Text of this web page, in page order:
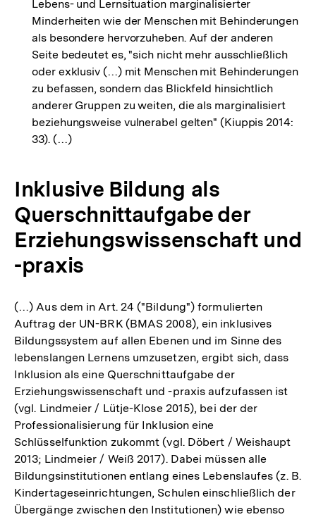
Lebens- und Lernsituation marginalisierter
Minderheiten wie der Menschen mit Behinderungen
als besondere hervorzuheben. Auf der anderen
Seite bedeutet es, "sich nicht mehr ausschließlich
oder exklusiv (…) mit Menschen mit Behinderungen
zu befassen, sondern das Blickfeld hinsichtlich
anderer Gruppen zu weiten, die als marginalisiert
beziehungsweise vulnerabel gelten" (Kiuppis 2014:
33). (…)
Inklusive Bildung als
Querschnittaufgabe der
Erziehungswissenschaft und
-praxis
(…) Aus dem in Art. 24 ("Bildung") formulierten
Auftrag der UN-BRK (BMAS 2008), ein inklusives
Bildungssystem auf allen Ebenen und im Sinne des
lebenslangen Lernens umzusetzen, ergibt sich, dass
Inklusion als eine Querschnittaufgabe der
Erziehungswissenschaft und -praxis aufzufassen ist
(vgl. Lindmeier / Lütje-Klose 2015), bei der der
Professionalisierung für Inklusion eine
Schlüsselfunktion zukommt (vgl. Döbert / Weishaupt
2013; Lindmeier / Weiß 2017). Dabei müssen alle
Bildungsinstitutionen entlang eines Lebenslaufes (z. B.
Kindertageseinrichtungen, Schulen einschließlich der
Übergänge zwischen den Institutionen) wie ebenso